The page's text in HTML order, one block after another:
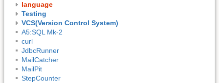
language
Testing
VCS(Version Control System)
A5:SQL Mk-2
curl
JdbcRunner
MailCatcher
MailPit
StepCounter